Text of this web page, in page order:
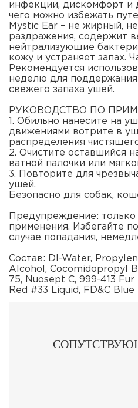
инфекции, дискомфорт и
чего можно избежать
Mystic Ear – не жирный,
раздражения, содержит
нейтрализующие
кожу и устраняет запах.
Рекомендуется
неделю для поддержания
свежего запаха ушей.
РУКОВОДСТВО ПО
1. Обильно нанесите на
движениями вотрите в
распределения
2. Очистите оставшийся
ватной палочки или
3. Повторите для
ушей.
Безопасно для собак,
Предупреждение:
применения. Избегайте
случае попадания,
Состав: DI-Water,
Alcohol, Cocomidopropyl
75, Nuosept C, 999-413
Red #33 Liquid, FD&C